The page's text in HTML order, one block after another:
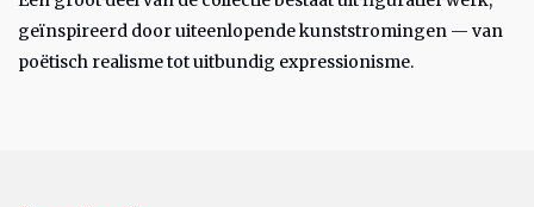
geïnspireerd door uiteenlopende kunststromingen — van
poëtisch realisme tot uitbundig expressionisme.